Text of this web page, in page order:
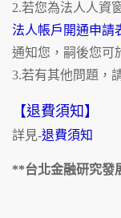
2.若您為法人人資
法人帳戶開通申請
通知您，嗣後您可
3.若有其他問題，
【退費須知】
詳見-退費須知
**台北金融研究發